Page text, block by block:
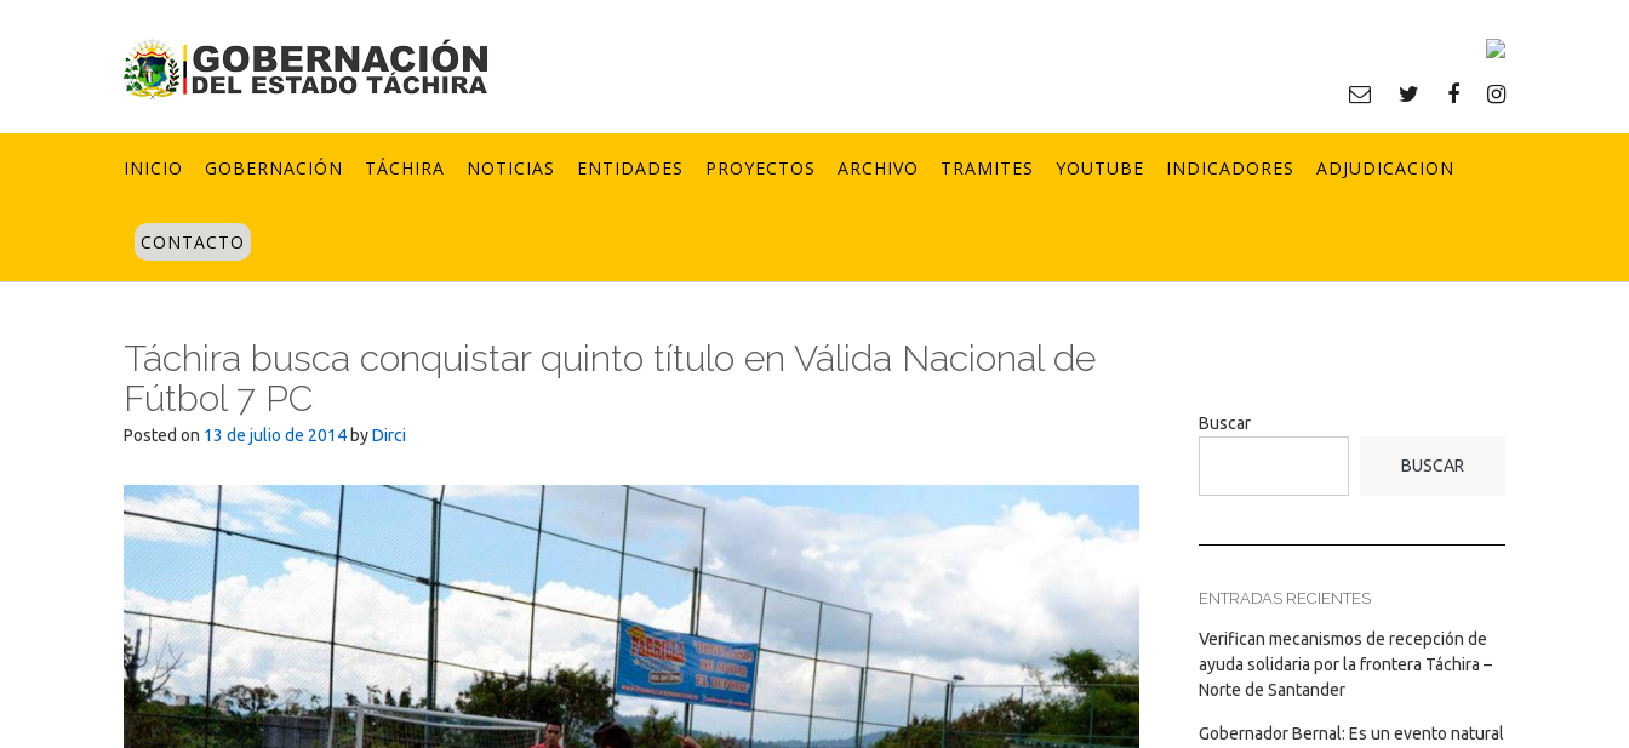
INICIO GOBERNACIÓN TÁCHIRA NOTICIAS ENTIDADES PROYECTOS ARCHIVO TRAMITES YOUTUBE INDICADORES ADJUDICACION
CONTACTO
Táchira busca conquistar quinto título en Válida Nacional de
Fútbol 7 PC
Posted on 13 de julio de 2014 byDirci
Buscar
BUSCAR
ENTRADAS RECIENTES
Verifican mecanismos de recepción de
ayuda solidaria por la frontera Táchira –
Norte de Santander
Gobernador Bernal: Es un evento natural